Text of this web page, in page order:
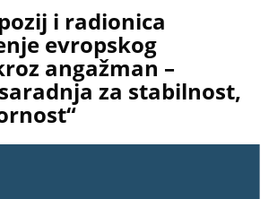
i radionica
evropskog
angažman –
za stabilnost,